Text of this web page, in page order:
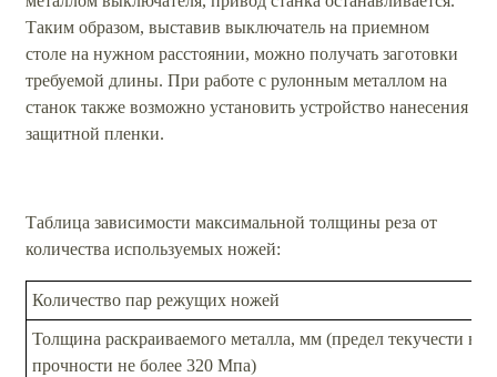
Таким образом, выставив выключатель на приемном
столе на нужном расстоянии, можно получать заготовки
требуемой длины. При работе с рулонным металлом на
станок также возможно установить устройство нанесения
защитной пленки.
Таблица зависимости максимальной толщины реза от
количества используемых ножей:
Количество пар режущих ножей
Толщина раскраиваемого металла, мм (предел текучести не
прочности не более 320 Мпа)